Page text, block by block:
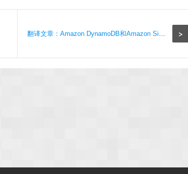
>
翻译文章：Amazon DynamoDB和Amazon SimpleDB的区别